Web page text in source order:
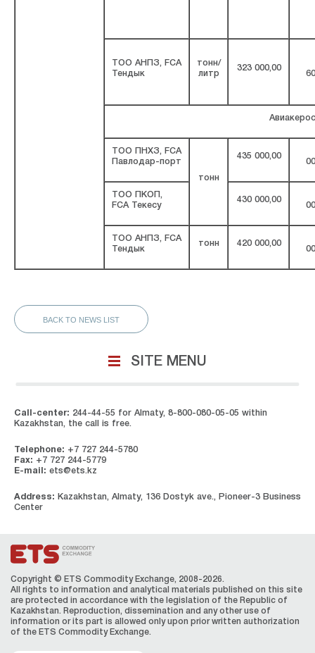
ТОО АНПЗ, FCA
Тендык
тонн/
литр
323 000,00
ТОО ПНХЗ, FCA
Павлодар-порт
тонн
435 000,00
ТОО ПКОП,
FCA Текесу
430 000,00
ТОО АНПЗ, FCA
Тендык
тонн 420 000,00
BACK TO NEWS LIST
SITE MENU
Call-center: 244-44-55 for Almaty, 8-800-080-05-05 within
Kazakhstan, the call is free.
Telephone: +7 727 244-5780
Fax: +7 727 244-5779
E-mail: ets@ets.kz
Address: Kazakhstan, Almaty, 136 Dostyk ave., Pioneer-3 Business
Center
Copyright © ETS Сommodity Exchange, 2008-2026.
All rights to information and analytical materials published on this site
are protected in accordance with the legislation of the Republic of
Kazakhstan. Reproduction, dissemination and any other use of
information or its part is allowed only upon prior written authorization
of the ЕТS Сommodity Exchange.